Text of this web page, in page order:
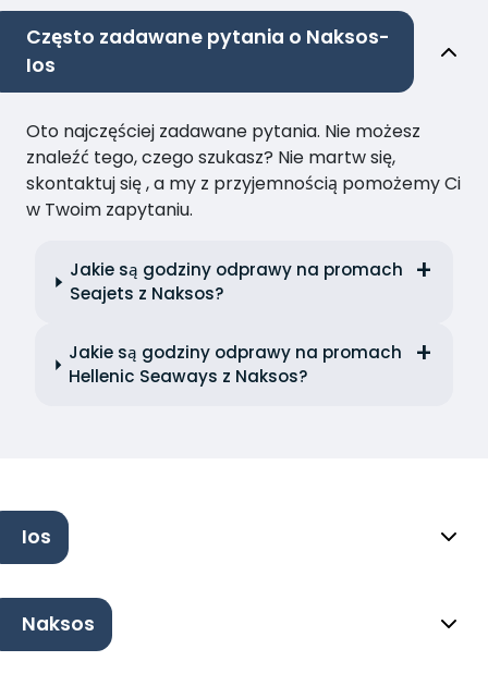
Często zadawane pytania o Naksos-
Ios
Oto najczęściej zadawane pytania. Nie możesz
znaleźć tego, czego szukasz? Nie martw się,
skontaktuj się , a my z przyjemnością pomożemy Ci
w Twoim zapytaniu.
Jakie są godziny odprawy na promach
Seajets z Naksos?
Jakie są godziny odprawy na promach
Hellenic Seaways z Naksos?
Ios
Naksos